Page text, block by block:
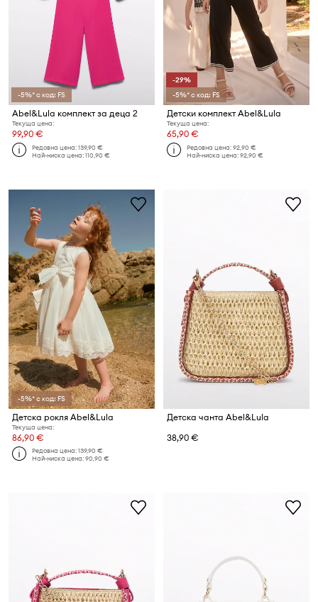
-5%* с код: FS
Abel&Lula комплект за деца 2
Текуща цена:
99,90 €
Редовна цена:139,90 €
Най-ниска цена:110,90 €
-29%
-5%* с код: FS
Детски комплект Abel&Lula
Текуща цена:
65,90 €
Редовна цена:92,90 €
Най-ниска цена:92,90 €
-5%* с код: FS
Детска рокля Abel&Lula
Текуща цена:
86,90 €
Редовна цена:139,90 €
Най-ниска цена:90,90 €
Детска чанта Abel&Lula
38,90 €